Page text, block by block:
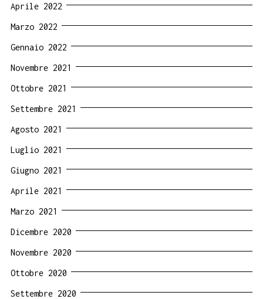
Aprile 2022
Marzo 2022
Gennaio 2022
Novembre 2021
Ottobre 2021
Settembre 2021
Agosto 2021
Luglio 2021
Giugno 2021
Aprile 2021
Marzo 2021
Dicembre 2020
Novembre 2020
Ottobre 2020
Settembre 2020